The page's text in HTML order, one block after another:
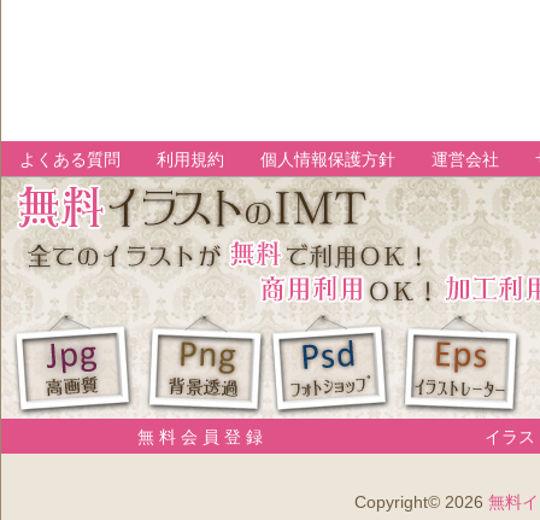
よくある質問 利用規約 個人情報保護方針 運営会社
無 料 会 員 登 録 イラス
Copyright© 2026 無料